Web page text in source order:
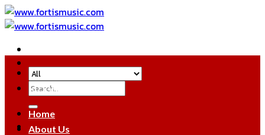
Skip
to
Search
for:
หมวดหมู่สินค้า
Home
About Us